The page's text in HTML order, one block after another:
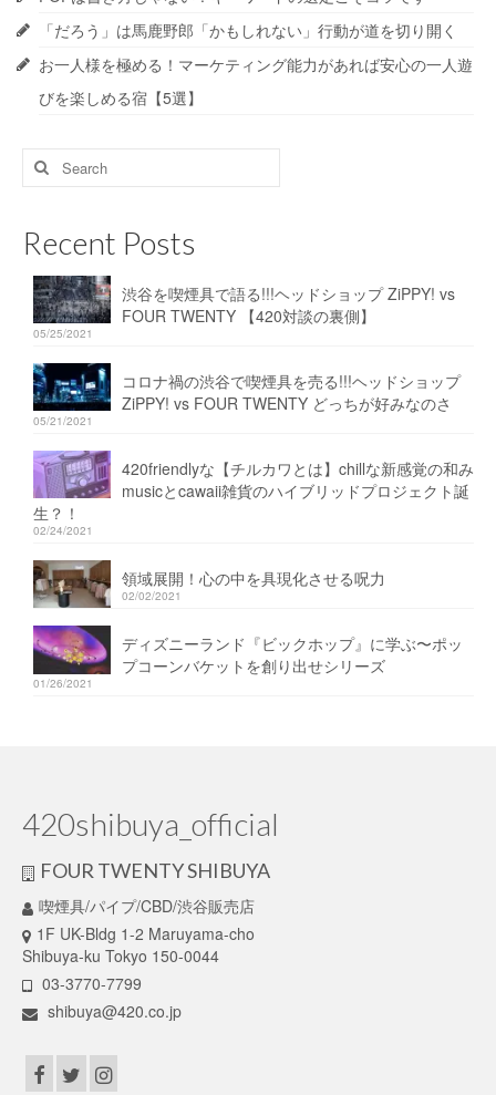
「だろう」は馬鹿野郎「かもしれない」行動が道を切り開く
お一人様を極める！マーケティング能力があれば安心の一人遊
びを楽しめる宿【5選】
Search
for:
Recent Posts
渋谷を喫煙具で語る!!!ヘッドショップ ZiPPY! vs
FOUR TWENTY 【420対談の裏側】
05/25/2021
コロナ禍の渋谷で喫煙具を売る!!!ヘッドショップ
ZiPPY! vs FOUR TWENTY どっちが好みなのさ
05/21/2021
420friendlyな【チルカワとは】chillな新感覚の和み
musicとcawaii雑貨のハイブリッドプロジェクト誕
生？！
02/24/2021
領域展開！心の中を具現化させる呪力
02/02/2021
ディズニーランド『ビックホップ』に学ぶ〜ポッ
プコーンバケットを創り出せシリーズ
01/26/2021
420shibuya_official
FOUR TWENTY SHIBUYA
喫煙具/パイプ/CBD/渋谷販売店
1F UK-Bldg 1-2 Maruyama-cho
Shibuya-ku Tokyo 150-0044
03-3770-7799
shibuya@420.co.jp